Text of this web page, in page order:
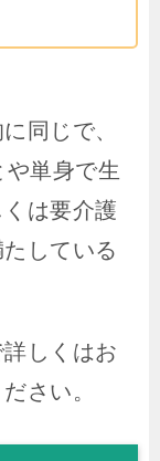
同じで、
単身で生
は要介護
している
しくはお
さい。